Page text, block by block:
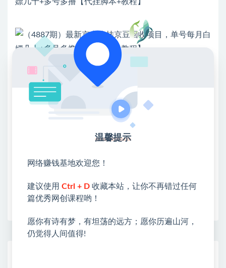
💖课程资料【免费】领取教程💖
①：点击右上角【 】三个点
②：选择【在浏览器打开】
③：点击右上方【登录】领取
收藏 海报 链接
温馨提示
网络赚钱基地欢迎您！
建议使用 Ctrl + D 收藏本站，让你不再错过任何
篇优秀网创课程哟！
愿你有诗有梦，有坦荡的远方；愿你历遍山河，
仍觉得人间值得!